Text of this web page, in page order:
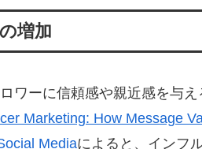
増加
ワーに信頼感や親近感を与
Marketing: How Message
Mediaによると、インフ